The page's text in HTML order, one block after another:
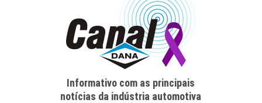
Informativo com as principais
notícias da indústria automotiva